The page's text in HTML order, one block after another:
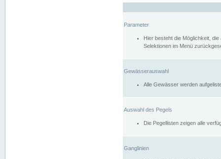
Parameter
Hier besteht die Möglichkeit,
Selektionen im Menü
Gewässerauswahl
Alle Gewässer werden
Auswahl des Pegels
Die Pegellisten zeigen alle
Ganglinien